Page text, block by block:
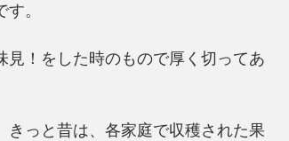
。
見！をした時のもので厚く切ってあ
きっと昔は、各家庭で収穫された果